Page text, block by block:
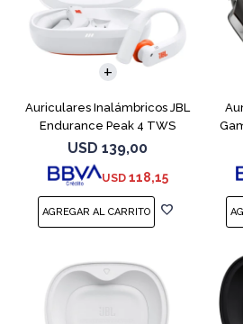
Auriculares Inalámbricos JBL
Endurance Peak 4 TWS
Blanco
USD 139,00
USD 118,15